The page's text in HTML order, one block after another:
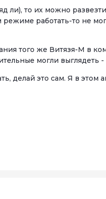
ли), то их можно
работать-то не
того же Витязя-М в
могли выглядеть -
делай это сам. Я в